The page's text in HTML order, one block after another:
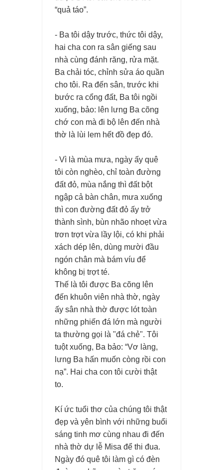
“quả táo”.
- Ba tôi dậy trước, thức tôi dậy,
hai cha con ra sân giếng sau
nhà cùng đánh răng, rửa mặt.
Ba chải tóc, chỉnh sửa áo quần
cho tôi. Ra đến sân, trước khi
bước ra cổng đất, Ba tôi ngồi
xuống, bảo: lên lưng Ba cõng
chớ con mà đi bộ lên đến nhà
thờ là lùi lem hết đồ đẹp đó.
- Vì là mùa mưa, ngày ấy quê
tôi còn nghèo, chỉ toàn đường
đất đỏ, mùa nắng thì đất bột
ngập cả bàn chân, mưa xuống
thì con đường đất đỏ ấy trở
thành sình, bùn nhão nhoẹt vừa
trơn trợt vừa lầy lội, có khi phải
xách dép lên, dùng mười đầu
ngón chân mà bám víu để
không bị trợt té.
Thế là tôi được Ba cõng lên
đến khuôn viên nhà thờ, ngày
ấy sân nhà thờ được lót toàn
những phiến đá lớn mà người
ta thường gọi là "đá chẻ". Tôi
tuột xuống, Ba bảo: “Vơ làng,
lưng Ba hấn muốn còng rồi con
nạ”. Hai cha con tôi cười thật
to.
Kí ức tuổi thơ của chúng tôi thật
đẹp và yên bình với những buổi
sáng tinh mơ cùng nhau đi đến
nhà thờ dự lễ Misa để thi đua.
Ngày đó quê tôi làm gì có đèn